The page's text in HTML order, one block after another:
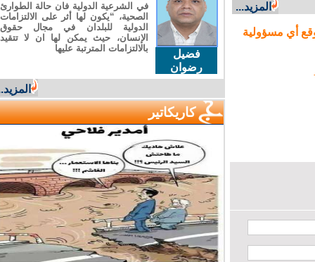
المزيد...
أي مسؤولية
فضيل
رضوان
في الشرعية الدولية فان حالة الطوارئ
الصحية، “يكون لها أثر على الالتزامات
الدولية للبلدان في مجال حقوق
الإنسان، حيث يمكن لها ان لا تتقيد
بالالتزامات المترتبة عليها
المزيد...
كاريكاتير